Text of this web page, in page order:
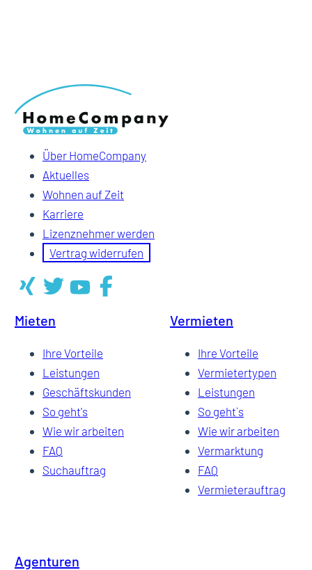
Über HomeCompany
Aktuelles
Wohnen auf Zeit
Karriere
Lizenznehmer werden
Vertrag widerrufen
Mieten
Ihre Vorteile
Leistungen
Geschäftskunden
So geht's
Wie wir arbeiten
FAQ
Suchauftrag
Vermieten
Ihre Vorteile
Vermietertypen
Leistungen
So geht`s
Wie wir arbeiten
Vermarktung
FAQ
Vermieterauftrag
Agenturen